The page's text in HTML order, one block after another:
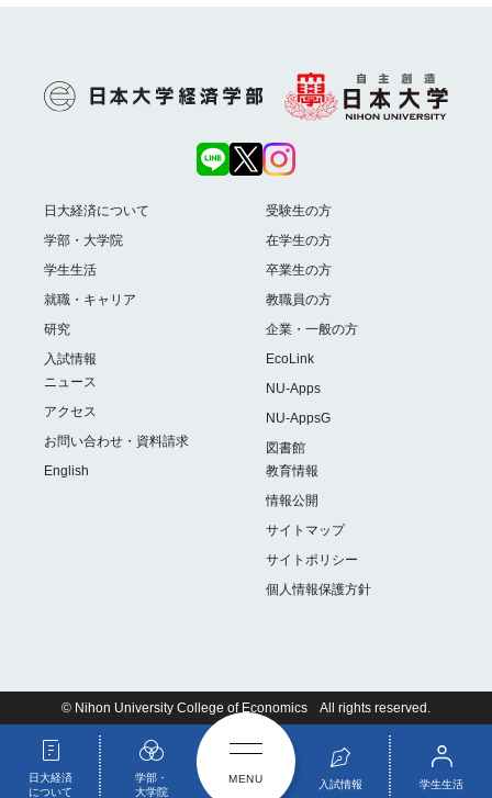
日大経済について
学部・大学院
学生生活
就職・キャリア
研究
入試情報
ニュース
アクセス
お問い合わせ・資料請求
English
受験生の方
在学生の方
卒業生の方
教職員の方
企業・一般の方
EcoLink
NU-Apps
NU-AppsG
図書館
教育情報
情報公開
サイトマップ
サイトポリシー
個人情報保護方針
© Nihon University College of Economics All rights reserved.
日大経済
について
学部・
大学院
入試情報 学生生活